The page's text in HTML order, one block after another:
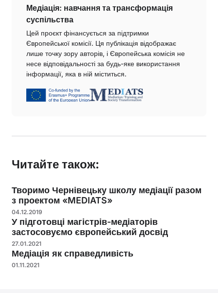
Медіація: навчання та трансформація
суспільства
Цей проєкт фінансується за підтримки
Європейської комісії. Ця публікація відображає
лише точку зору авторів, і Європейська комісія не
несе відповідальності за будь-яке використання
інформації, яка в ній міститься.
Читайте також:
Творимо Чернівецьку школу медіації разом
з проектом «MEDIATS»
04.12.2019
У підготовці магістрів-медіаторів
застосовуємо європейський досвід
27.01.2021
Медіація як справедливість
01.11.2021